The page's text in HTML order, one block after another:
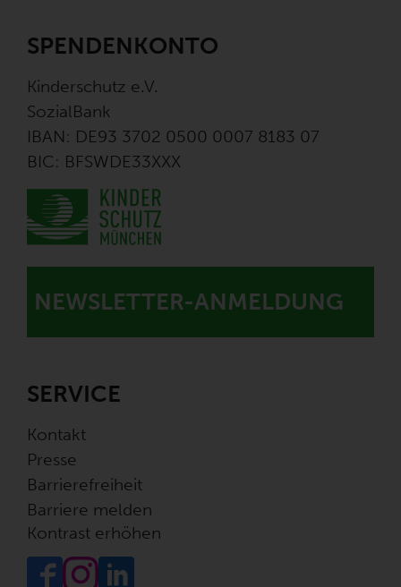
SPENDENKONTO
Kinderschutz e.V.
SozialBank
IBAN: DE93 3702 0500 0007 8183 07
BIC: BFSWDE33XXX
NEWSLETTER-ANMELDUNG
SERVICE
Kontakt
Presse
Barrierefreiheit
Barriere melden
Kontrast erhöhen